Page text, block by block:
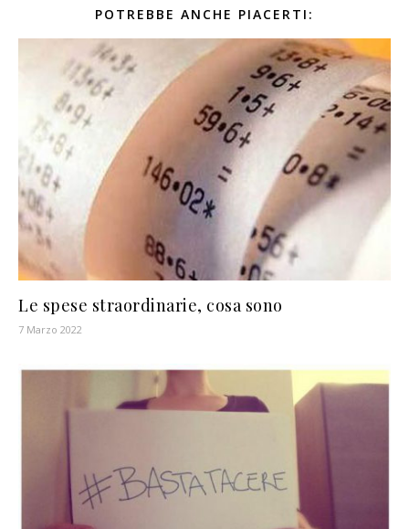
POTREBBE ANCHE PIACERTI:
Le spese straordinarie, cosa sono
7 Marzo 2022